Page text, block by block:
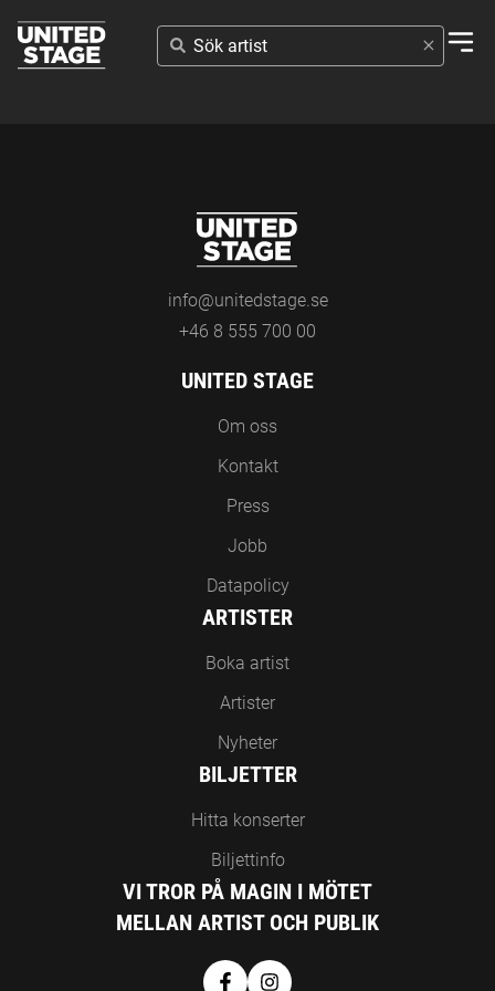
SÖK
ARTIST
info@unitedstage.se
+46 8 555 700 00
UNITED STAGE
Om oss
Kontakt
Press
Jobb
Datapolicy
ARTISTER
Boka artist
Artister
Nyheter
BILJETTER
Hitta konserter
Biljettinfo
VI TROR PÅ MAGIN I MÖTET
MELLAN ARTIST OCH PUBLIK